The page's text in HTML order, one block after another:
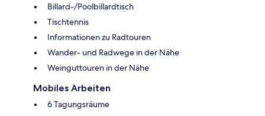
Billard-/Poolbillardtisch
Tischtennis
Informationen zu Radtouren
Wander- und Radwege in der Nähe
Weinguttouren in der Nähe
Mobiles Arbeiten
6 Tagungsräume